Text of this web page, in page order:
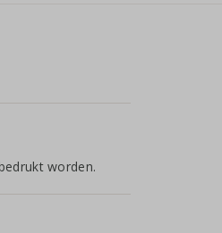
worden.